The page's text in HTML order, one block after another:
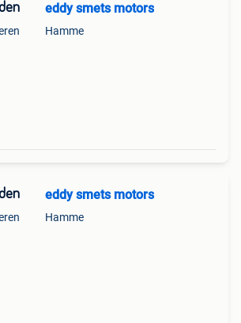
eddy smets motors
Hamme
eddy smets motors
Hamme